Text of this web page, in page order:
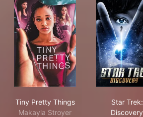
Tiny Pretty Things
Makayla Stroyer
Star Trek:
Discovery